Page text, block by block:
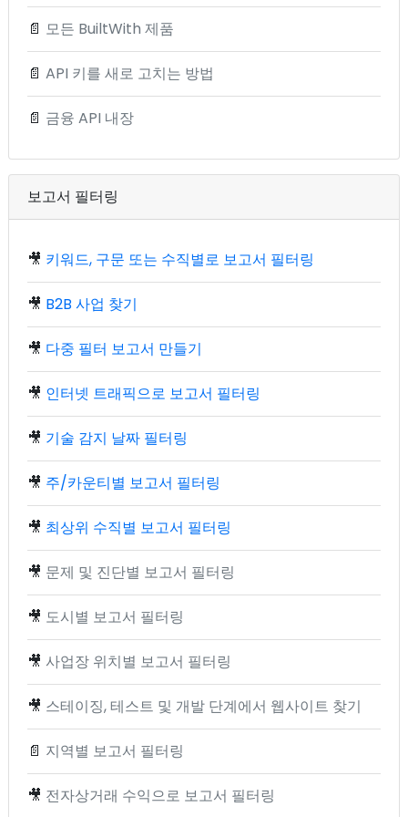
📄 모든 BuiltWith 제품
📄 API 키를 새로 고치는 방법
📄 금융 API 내장
보고서 필터링
🎥 키워드, 구문 또는 수직별로 보고서 필터링
🎥 B2B 사업 찾기
🎥 다중 필터 보고서 만들기
🎥 인터넷 트래픽으로 보고서 필터링
🎥 기술 감지 날짜 필터링
🎥 주/카운티별 보고서 필터링
🎥 최상위 수직별 보고서 필터링
🎥 문제 및 진단별 보고서 필터링
🎥 도시별 보고서 필터링
🎥 사업장 위치별 보고서 필터링
🎥 스테이징, 테스트 및 개발 단계에서 웹사이트 찾기
📄 지역별 보고서 필터링
🎥 전자상거래 수익으로 보고서 필터링